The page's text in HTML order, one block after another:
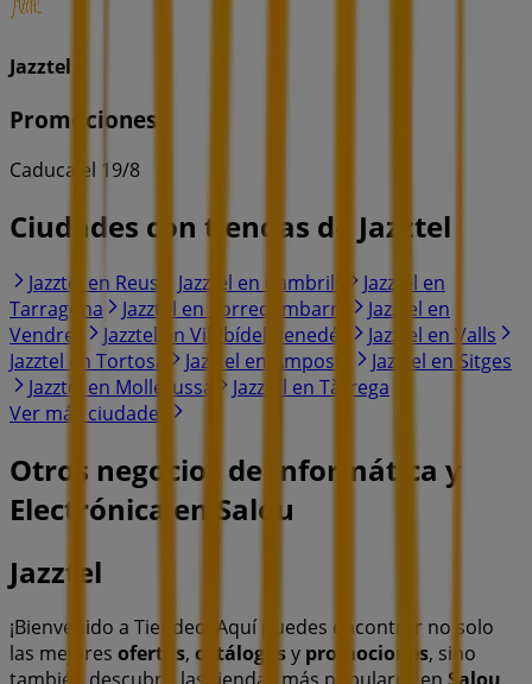
Jazztel
Promociones
Caduca el 19/8
Ciudades con tiendas de Jazztel
Jazztel en Reus Jazztel en Cambrils
Jazztel en
Tarragona
Jazztel en Torredembarra
Jazztel en
Vendrell
Jazztel en Vilobídel Penedés
Jazztel en Valls
Jazztel en Tortosa
Jazztel en Amposta
Jazztel en Sitges
Jazztel en Mollerussa
Jazztel en Tàrrega
Ver más ciudades
Otros negocios de Informática y
Electrónica en Salou
Jazztel
¡Bienvenido a Tiendeo! Aquí puedes encontrar no solo
las mejores ofertas, catálogosy promociones, sino